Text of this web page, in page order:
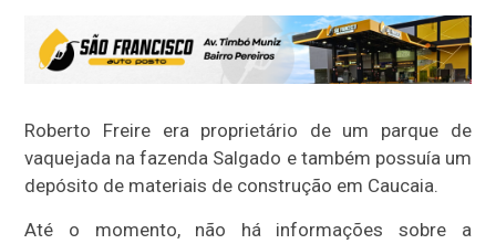
Roberto Freire era proprietário de um parque de
vaquejada na fazenda Salgado e também possuía um
depósito de materiais de construção em Caucaia.
Até o momento, não há informações sobre a